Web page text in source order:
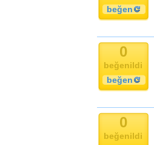
beğen
0
beğenildi
beğen
0
beğenildi